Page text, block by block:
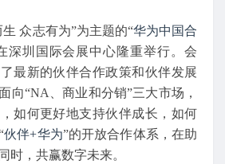
众志有为”为主题的“华为中国合
深圳国际会展中心隆重举行。会
最新的伙伴合作政策和伙伴发展
向“NA、商业和分销”三大市场，
如何更好地支持伙伴成长，如何
伙伴+华为”的开放合作体系，在助
时，共赢数字未来。